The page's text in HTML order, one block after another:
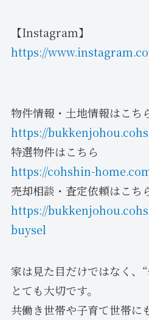
【Instagram】
https://
物件情報・土地情報はこち
https://
特選物件はこちら
https://cohshin-
売却相談・査定依頼はこち
https://
buysel
家は見た目だけではなく、
とても大切です。
共働き世帯や子育て世帯に